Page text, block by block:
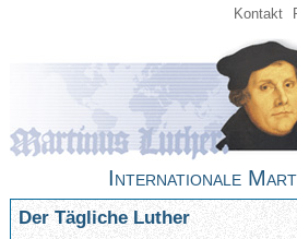
Kontakt
Internationale
Der Tägliche Luther